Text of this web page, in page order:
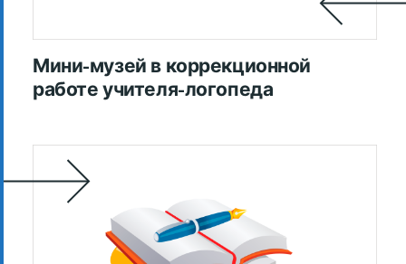
Мини-музей в коррекционной
работе учителя-логопеда